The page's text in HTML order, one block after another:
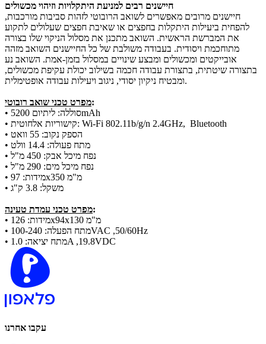
חיישנים רבים למניעת היתקלויות וזיהוי מכשולים
חיישנים מרובים מאפשרים לשואב הרובוטי לזהות סביבות מורכבות,
להפחית ביעילות היתקלות בחפצים או שאיבת חפצים שעלולים לתקוע
את המברשת הראשית. השואב מתכנן את מסלול הניקוי שלו בצורה
מתוחכמת ויסודית. בעבודה משולבת של כל החיישנים השואב מזהה
אובייקטים ומכשולים ומבצע שינויים במסלול בזמן-אמת. השואב נע
בתצורה שיטתית, בתצורת עבודה חכמה בשילוב יכולת עקיפת מכשולים,
ומבטיח ניקיון יסודי, ניגוב ויעילות עבודה אופטימלית.
מפרט טכני שואב רובוטי:
•
סוללה: ליתיום 5200mAh
•
קישוריות אלחוטית: Wi-Fi 802.11b/g/n 2.4GHz, Bluetooth
•
הספק נקוב: 55 וואט
•
מתח פעולה: 14.4 וולט
•
נפח מיכל אבק: 450 מ"ל
•
נפח מיכל מים: 290 מ"ל
•
מידות: 97x350 מ"מ
•
משקל: 3.8 ק"ג
מפרט טכני עמדת טעינה:
•
מידות: 126x94x130 מ"מ
•
מתח הפעלה: 100-240VAC ,50/60Hz
•
מתח יציאה: 1.0A ,19.8VDC
עקבו אחרנו